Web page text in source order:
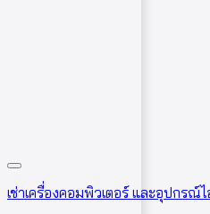
เช่าเครื่องคอมพิวเตอร์ และอุปกรณ์